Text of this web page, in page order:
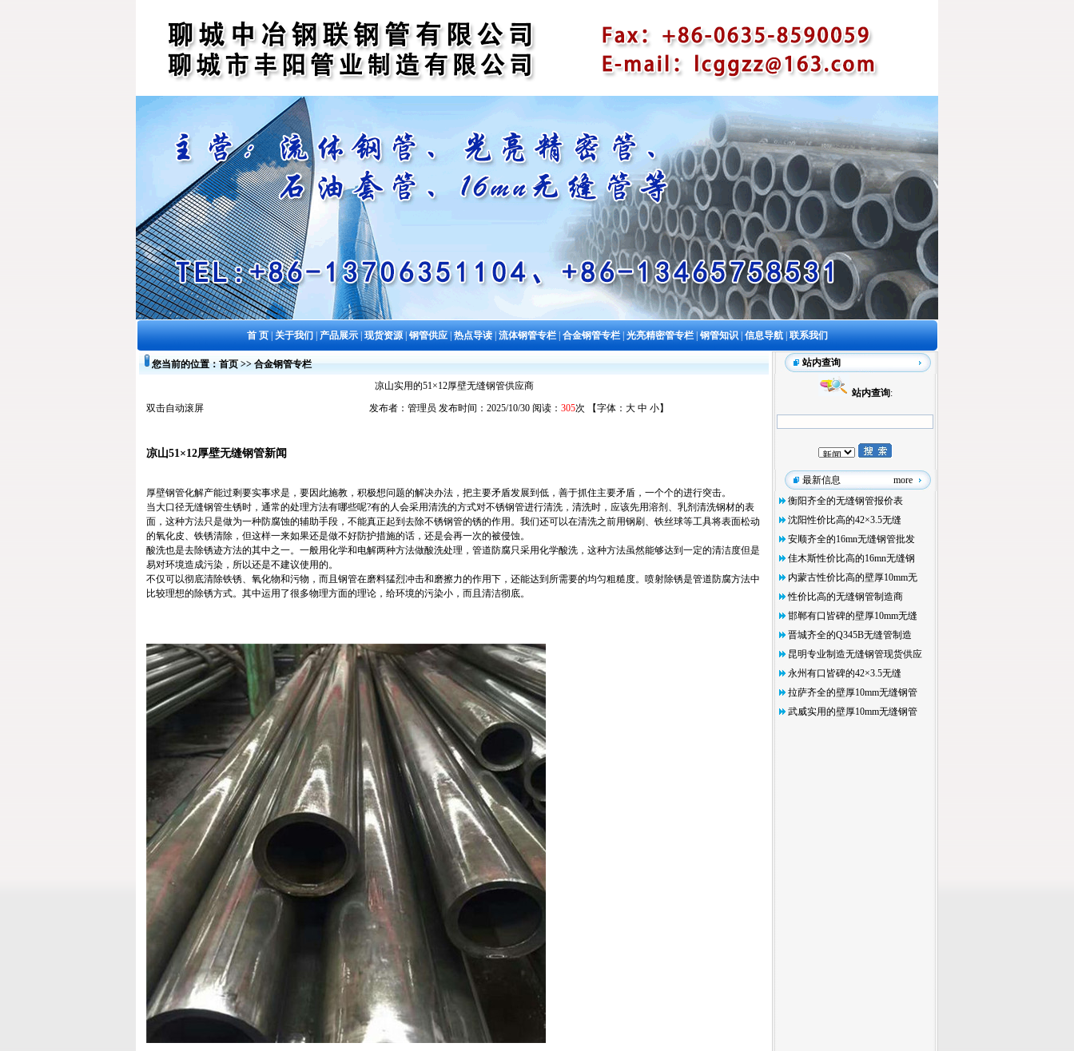
首 页|关于我们|产品展示|现货资源|钢管供应|热点导读|流体钢管专栏|合金钢管专栏|光亮精密管专栏|钢管知识|信息导航 |联系我们
您当前的位置：首页>>合金钢管专栏
凉山实用的51×12厚壁无缝钢管供应商
双击自动滚屏
发布者：管理员 发布时间：2025/10/30 阅读： 305次 【字体： 大 中 小】
凉山51×12厚壁无缝钢管新闻
厚壁钢管化解产能过剩要实事求是，要因此施教，积极想问题的解决办法，把主要矛盾发展到低，善于抓住主要矛盾，一个个的进行突击。
当大口径无缝钢管生锈时，通常的处理方法有哪些呢?有的人会采用清洗的方式对不锈钢管进行清洗，清洗时，应该先用溶剂、乳剂清洗钢材的表
面，这种方法只是做为一种防腐蚀的辅助手段，不能真正起到去除不锈钢管的锈的作用。我们还可以在清洗之前用钢刷、铁丝球等工具将表面松动
的氧化皮、铁锈清除，但这样一来如果还是做不好防护措施的话，还是会再一次的被侵蚀。
酸洗也是去除锈迹方法的其中之一。一般用化学和电解两种方法做酸洗处理，管道防腐只采用化学酸洗，这种方法虽然能够达到一定的清洁度但是
易对环境造成污染，所以还是不建议使用的。
不仅可以彻底清除铁锈、氧化物和污物，而且钢管在磨料猛烈冲击和磨擦力的作用下，还能达到所需要的均匀粗糙度。喷射除锈是管道防腐方法中
比较理想的除锈方式。其中运用了很多物理方面的理论，给环境的污染小，而且清洁彻底。
站内查询
站内查询:
最新信息 more
衡阳齐全的无缝钢管报价表
沈阳性价比高的42×3.5无缝
安顺齐全的16mn无缝钢管批发
佳木斯性价比高的16mn无缝钢
内蒙古性价比高的壁厚10mm无
性价比高的无缝钢管制造商
邯郸有口皆碑的壁厚10mm无缝
晋城齐全的Q345B无缝管制造
昆明专业制造无缝钢管现货供应
永州有口皆碑的42×3.5无缝
拉萨齐全的壁厚10mm无缝钢管
武威实用的壁厚10mm无缝钢管